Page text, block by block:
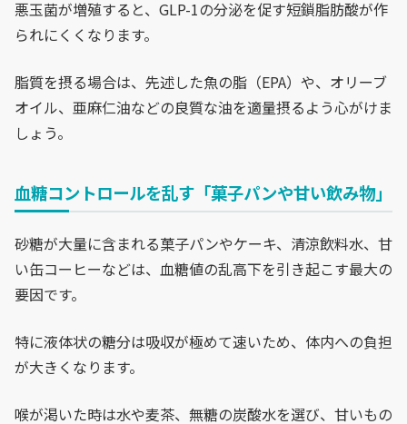
悪玉菌が増殖すると、GLP-1の分泌を促す短鎖脂肪酸が作
られにくくなります。
脂質を摂る場合は、先述した魚の脂（EPA）や、オリーブ
オイル、亜麻仁油などの良質な油を適量摂るよう心がけま
しょう。
血糖コントロールを乱す「菓子パンや甘い飲み物」
砂糖が大量に含まれる菓子パンやケーキ、清涼飲料水、甘
い缶コーヒーなどは、血糖値の乱高下を引き起こす最大の
要因です。
特に液体状の糖分は吸収が極めて速いため、体内への負担
が大きくなります。
喉が渇いた時は水や麦茶、無糖の炭酸水を選び、甘いもの